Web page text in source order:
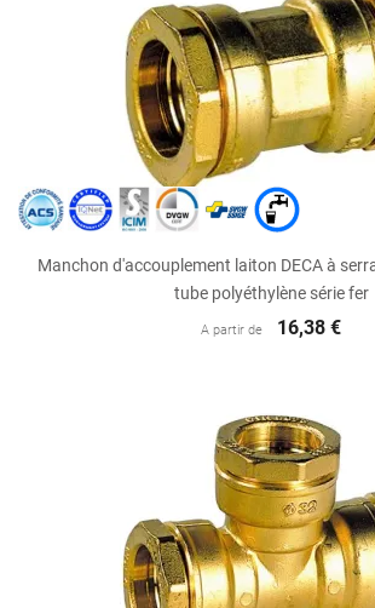
Manchon d'accouplement laiton DECA à
tube polyéthylène série fer
A partir de 16,38 €